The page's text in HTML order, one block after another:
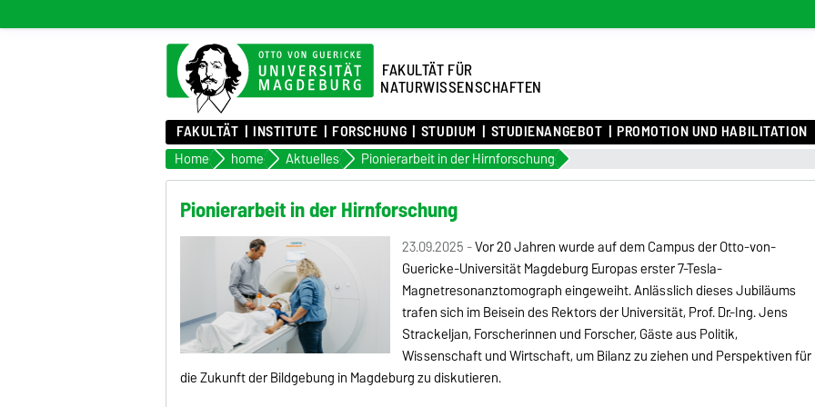
FAKULTÄT FÜR
NATURWISSENSCHAFTEN
FAKULTÄT INSTITUTE FORSCHUNG STUDIUM STUDIENANGEBOT PROMOTION UND HABILITATION
Home home Aktuelles Pionierarbeit in der Hirnforschung
Pionierarbeit in der Hirnforschung
23.09.2025 -Vor 20 Jahren wurde auf dem Campus der Otto-von-
Guericke-Universität Magdeburg Europas erster 7-Tesla-
Magnetresonanztomograph eingeweiht. Anlässlich dieses Jubiläums
trafen sich im Beisein des Rektors der Universität, Prof. Dr.-Ing. Jens
Strackeljan, Forscherinnen und Forscher, Gäste aus Politik,
Wissenschaft und Wirtschaft, um Bilanz zu ziehen und Perspektiven für
die Zukunft der Bildgebung in Magdeburg zu diskutieren.